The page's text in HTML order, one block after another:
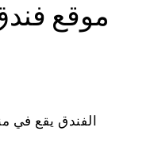
موقع
الفندق يقع في